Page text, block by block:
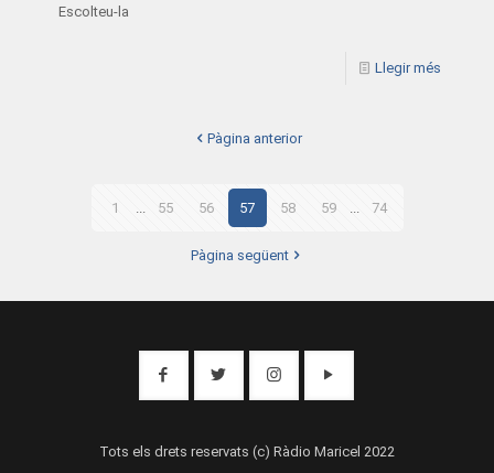
Escolteu-la
Llegir més
Pàgina anterior
1 ... 55 56 57 58 59 ... 74
Pàgina següent
Tots els drets reservats (c) Ràdio Maricel 2022